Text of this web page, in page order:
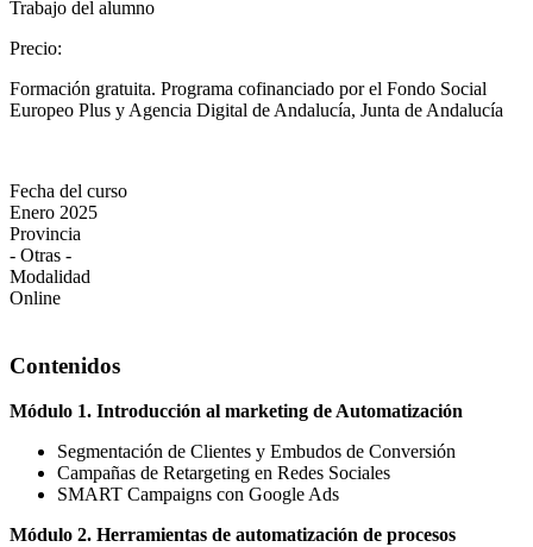
Trabajo del alumno
Precio:
Formación gratuita. Programa cofinanciado por el Fondo Social
Europeo Plus y Agencia Digital de Andalucía, Junta de Andalucía
Fecha del curso
Enero 2025
Provincia
- Otras -
Modalidad
Online
Contenidos
Módulo 1. Introducción al marketing de Automatización
Segmentación de Clientes y Embudos de Conversión
Campañas de Retargeting en Redes Sociales
SMART Campaigns con Google Ads
Módulo 2. Herramientas de automatización de procesos